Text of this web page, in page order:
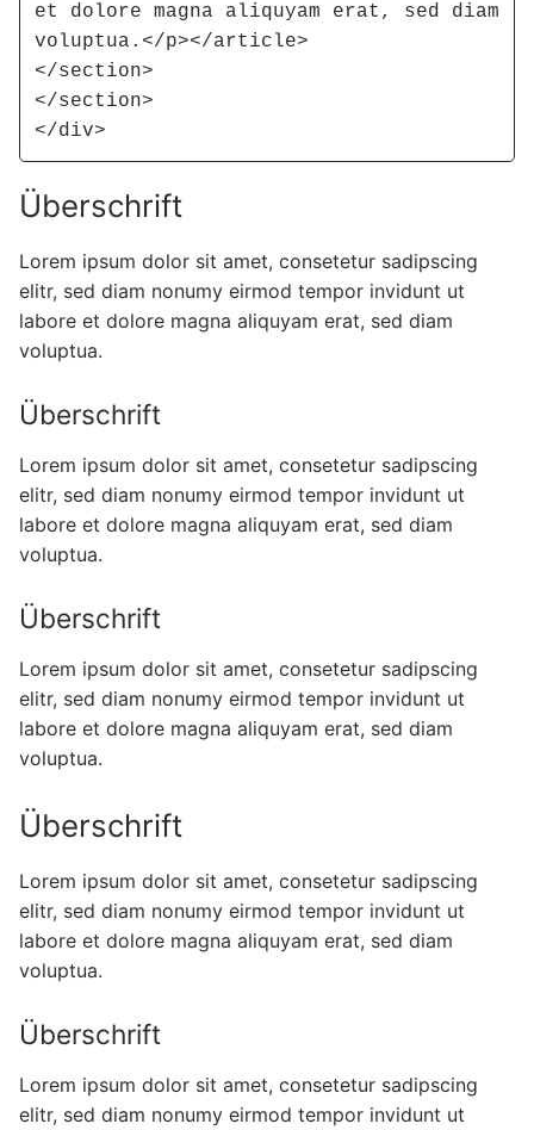
et dolore magna aliquyam erat, sed diam
voluptua.</p></article>
</section>
</section>
</div>
Überschrift
Lorem ipsum dolor sit amet, consetetur sadipscing
elitr, sed diam nonumy eirmod tempor invidunt ut
labore et dolore magna aliquyam erat, sed diam
voluptua.
Überschrift
Lorem ipsum dolor sit amet, consetetur sadipscing
elitr, sed diam nonumy eirmod tempor invidunt ut
labore et dolore magna aliquyam erat, sed diam
voluptua.
Überschrift
Lorem ipsum dolor sit amet, consetetur sadipscing
elitr, sed diam nonumy eirmod tempor invidunt ut
labore et dolore magna aliquyam erat, sed diam
voluptua.
Überschrift
Lorem ipsum dolor sit amet, consetetur sadipscing
elitr, sed diam nonumy eirmod tempor invidunt ut
labore et dolore magna aliquyam erat, sed diam
voluptua.
Überschrift
Lorem ipsum dolor sit amet, consetetur sadipscing
elitr, sed diam nonumy eirmod tempor invidunt ut